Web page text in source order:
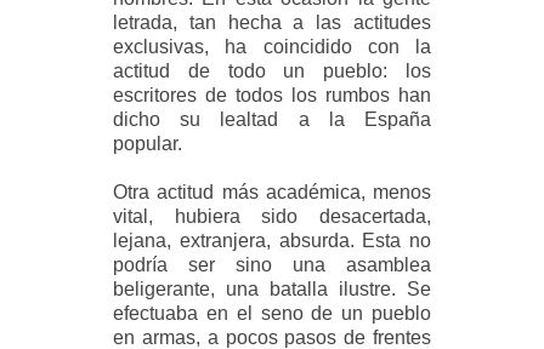
letrada, tan hecha a las actitudes
exclusivas, ha coincidido con la
actitud de todo un pueblo: los
escritores de todos los rumbos han
dicho su lealtad a la España
popular.
Otra actitud más académica, menos
vital, hubiera sido desacertada,
lejana, extranjera, absurda. Esta no
podría ser sino una asamblea
beligerante, una batalla ilustre. Se
efectuaba en el seno de un pueblo
en armas, a pocos pasos de frentes